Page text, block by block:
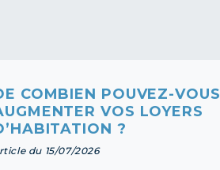
COMBIEN POUVEZ-VOUS
VOS LOYERS
?
du 15/07/2026